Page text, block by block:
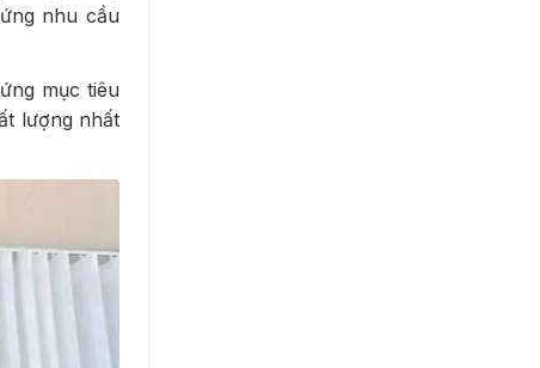
nhu cầu
mục tiêu
lượng nhất